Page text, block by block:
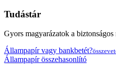
Tudástár
Gyors magyarázatok a biztonságos
Állampapír vagy bankbetét?
Állampapír összehasonlító